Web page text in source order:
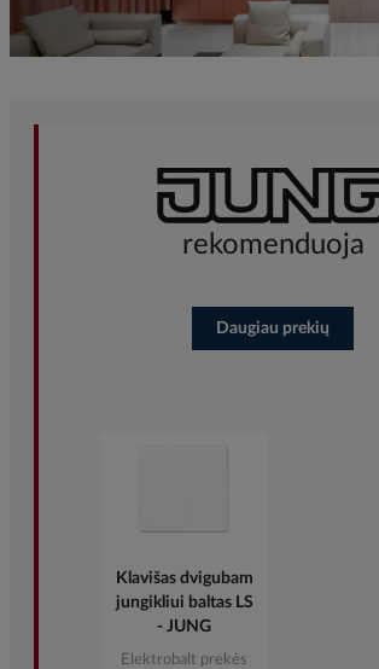
rekomenduoja
Daugiau prekių
Rėmelis viengubas
juodas matinis LS
- JUNG
Elektrobalt prekės